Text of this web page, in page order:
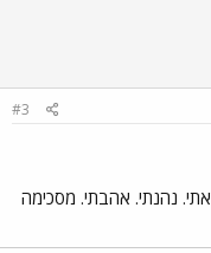
#3
נהנתי. אהבתי. מסכימה